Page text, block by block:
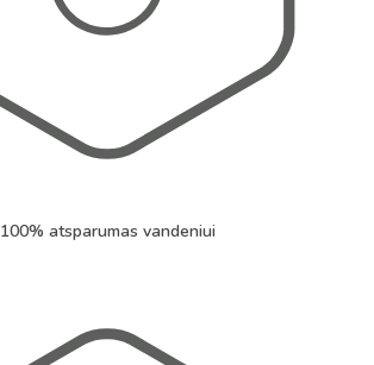
100% atsparumas vandeniui